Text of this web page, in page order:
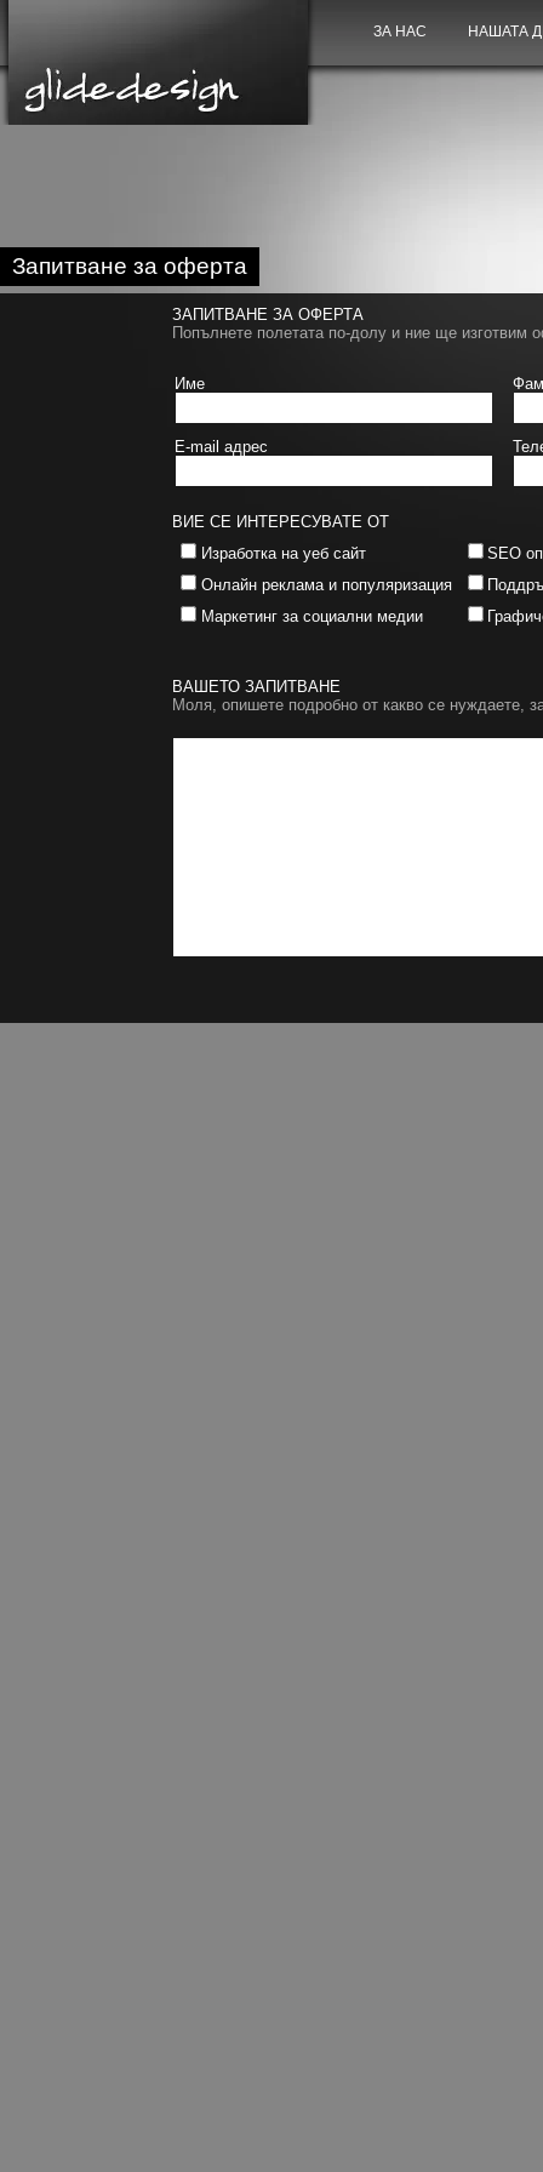
ЗА НАС НАШАТА
Запитване за оферта
ЗАПИТВАНЕ ЗА ОФЕРТА
Попълнете полетата по-долу и ние ще изготвим
Име
E-mail адрес
ВИЕ СЕ ИНТЕРЕСУВАТЕ ОТ
Изработка на уеб сайт
SEO
Онлайн реклама и популяризация
Маркетинг за социални медии
ВАШЕТО ЗАПИТВАНЕ
Моля, опишете подробно от какво се нуждаете,